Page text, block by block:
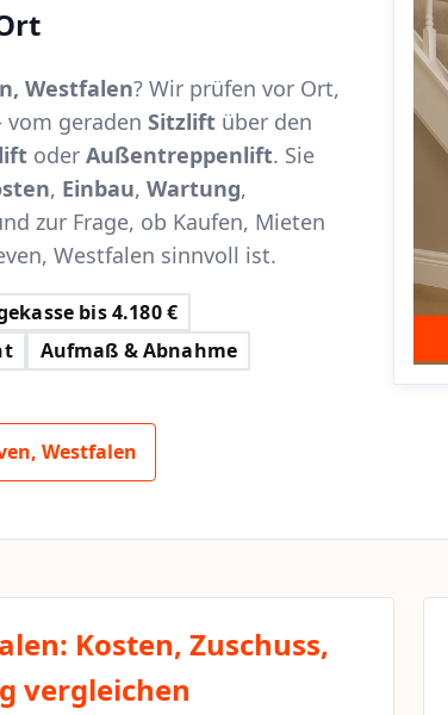
Westfalen? Wir prüfen vor Ort,
vom geraden Sitzlift über den
oder Außentreppenlift. Sie
, Einbau, Wartung,
zur Frage, ob Kaufen, Mieten
Westfalen sinnvoll ist.
bis 4.180 €
Aufmaß & Abnahme
Westfalen
Kosten, Zuschuss,
vergleichen